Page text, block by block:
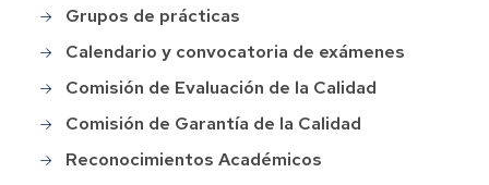
Grupos de prácticas
Calendario y convocatoria de exámenes
Comisión de Evaluación de la Calidad
Comisión de Garantía de la Calidad
Reconocimientos Académicos